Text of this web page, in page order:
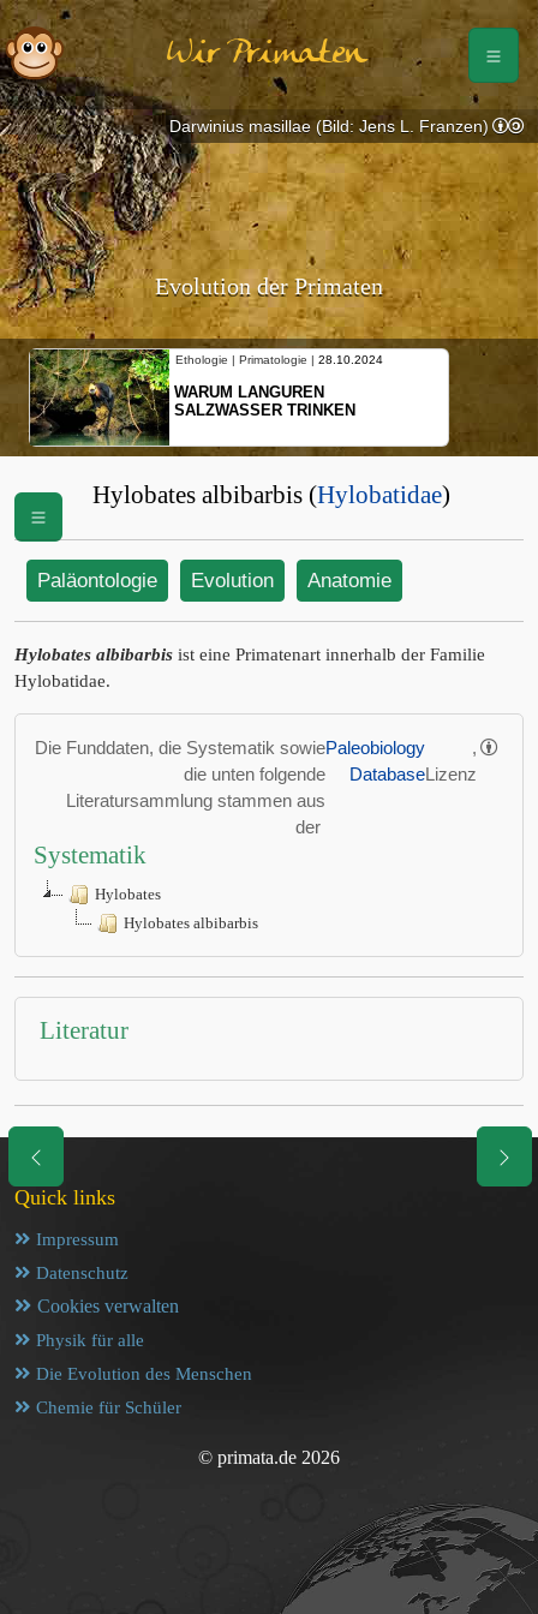
Wir Primaten
Evolution der Primaten
Ethologie | Primatologie | 28.10.2024
WARUM LANGUREN
SALZWASSER TRINKEN
Darwinius masillae (Bild: Jens L. Franzen)
Hylobates albibarbis (Hylobatidae)
Paläontologie Evolution Anatomie
Hylobates albibarbis ist eine Primatenart innerhalb der Familie
Hylobatidae.
Die Funddaten, die Systematik sowie
die unten folgende
Literatursammlung stammen aus
der
Paleobiology
Database
,
Lizenz
Systematik
Hylobates
Hylobates albibarbis
Literatur
Quick links
Impressum
Datenschutz
Cookies verwalten
Physik für alle
Die Evolution des Menschen
Chemie für Schüler
© primata.de 2026